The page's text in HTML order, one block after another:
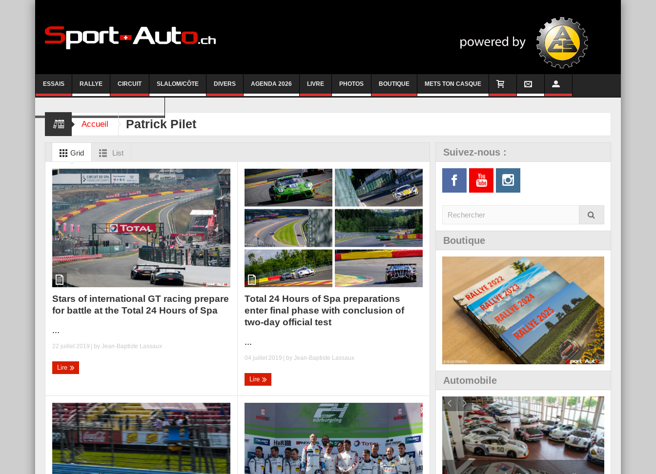
ESSAIS RALLYE CIRCUIT SLALOM/CÔTE DIVERS AGENDA 2026 LIVRE PHOTOS BOUTIQUE METS TON CASQUE
Accueil Patrick Pilet
Grid List
Stars of international GT racing prepare
for battle at the Total 24 Hours of Spa
...
22 juillet 2019 | by Jean-Baptiste Lassaux
Lire
Total 24 Hours of Spa preparations
enter final phase with conclusion of
two-day official test
...
04 juillet 2019 | byJean-Baptiste Lassaux
Lire
Suivez-nous :
Boutique
Automobile